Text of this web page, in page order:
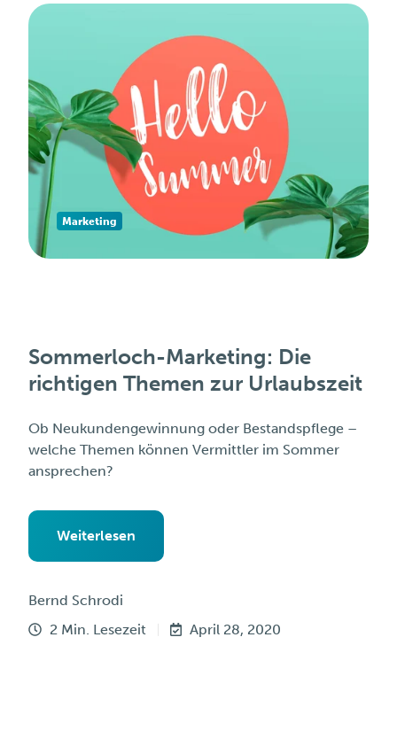
Marketing
Sommerloch-Marketing: Die
richtigen Themen zur Urlaubszeit
Ob Neukundengewinnung oder Bestandspflege –
welche Themen können Vermittler im Sommer
ansprechen?
Weiterlesen
Bernd Schrodi
2 Min. Lesezeit
April 28, 2020